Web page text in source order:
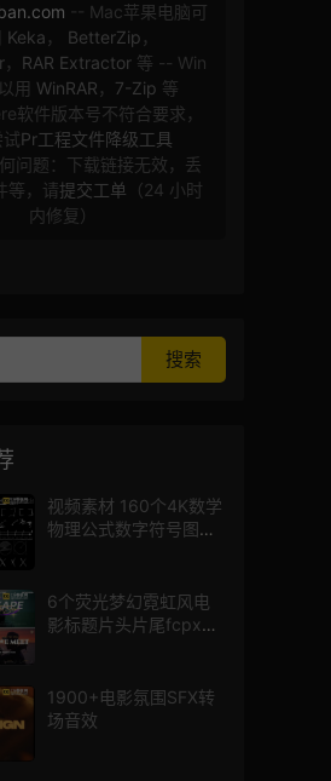
-- Mac苹果电脑可
Keka ， BetterZip ，
， RAR Extractor 等 -- Win
用 WinRAR ， 7-Zip 等
件版本号不符合要求，
Pr工程文件降级工具
问题：下载链接无效，丢
等，请提交工单 （24 小时
内修复）
视频素材 160个4K数学
物理公式数字符号图标
6个荧光梦幻霓虹风电
影标题片头片尾fcpx插
1900+电影氛围SFX转
场音效